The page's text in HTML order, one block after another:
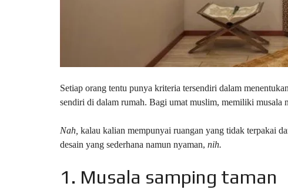
Setiap orang tentu punya kriteria tersendiri dalam
sendiri di dalam rumah. Bagi umat muslim, memiliki musala
Nah, kalau kalian mempunyai ruangan yang tidak terpakai
desain yang sederhana namun nyaman, nih.
1. Musala samping taman